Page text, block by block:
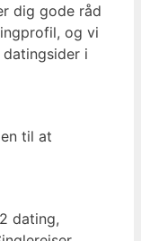
dig gode råd
og vi
i
til at
dating,